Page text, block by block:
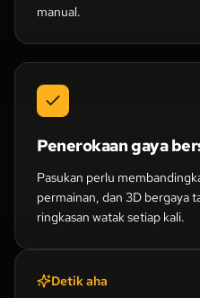
manual.
Penerokaan gaya
Pasukan perlu
permainan, dan 3D bergaya
ringkasan watak setiap kali.
Detik aha